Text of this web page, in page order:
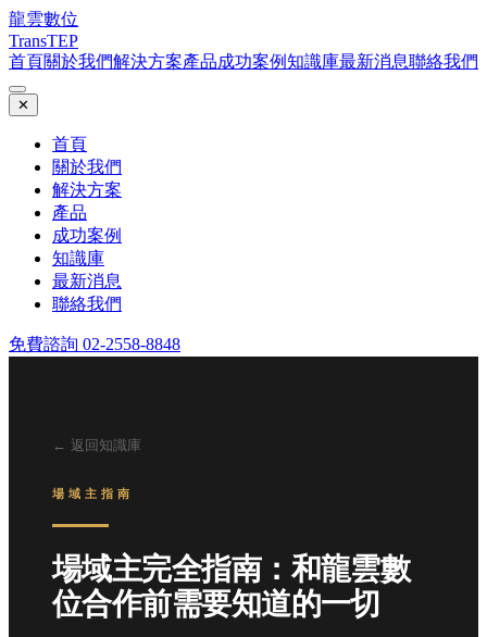
龍雲數位
TransTEP
首頁關於我們解決方案產品成功案例知識庫最新消息聯絡我們
✕
首頁
關於我們
解決方案
產品
成功案例
知識庫
最新消息
聯絡我們
免費諮詢 02-2558-8848
← 返回知識庫
場域主指南
場域主完全指南：和龍雲數
位合作前需要知道的一切